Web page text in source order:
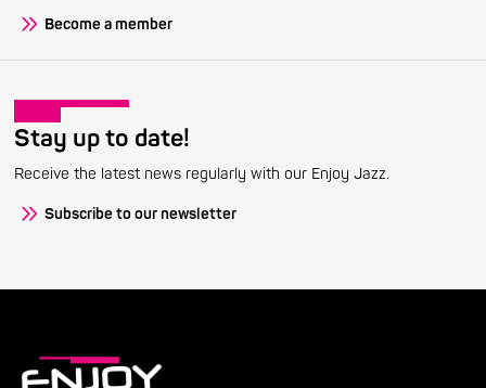
Become a member
Stay up to date!
Receive the latest news regularly with our Enjoy Jazz.
Subscribe to our newsletter